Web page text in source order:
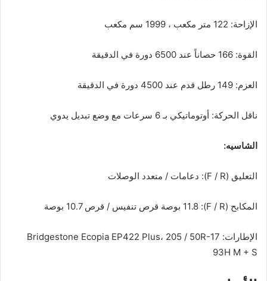
الإزاحة: 122 متر مكعب ، 1999 سم ​​مكعب
القوة: 166 حصاناً عند 6500 دورة في الدقيقة
العزم: 149 رطل قدم عند 4500 دورة في الدقيقة
ناقل الحركة: أوتوماتيكي بـ 6 سرعات مع وضع تبديل يدوي
الشاسيه:
التعليق (F / R): دعامات / متعدد الوصلات
المكابح (F / R): 11.8 بوصة قرص تنفيس / قرص 10.7 بوصة
الإطارات: Bridgestone Ecopia EP422 Plus، 205 / 50R-17
93H M + S